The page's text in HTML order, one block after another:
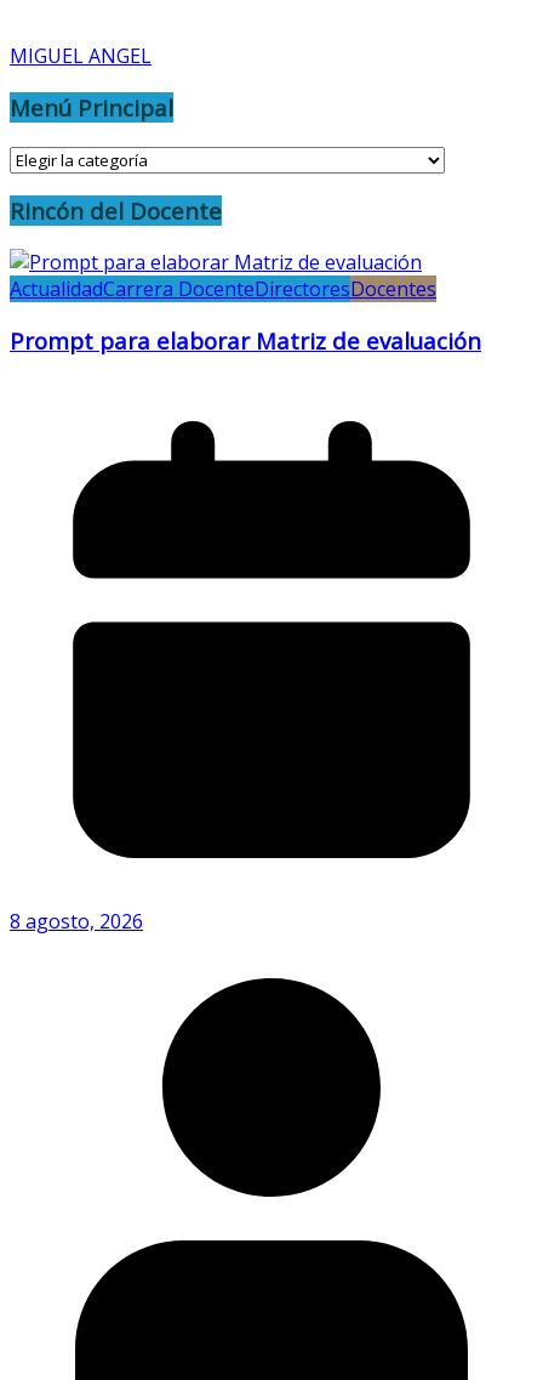
MIGUEL ANGEL
Menú Principal
Menú
Rincón del Docente
ActualidadCarrera DocenteDirectoresDocentes
Prompt para elaborar Matriz de evaluación
8 agosto, 2026